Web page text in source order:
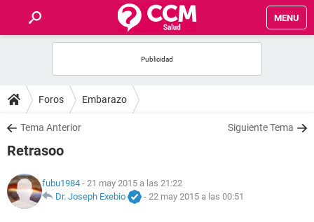
MENU
FOROS
SALUD
NUTRICIÓN
Foros Embarazo
Tema Anterior Siguiente Tema
Retrasoo
fubu1984 - 21 may 2015 a las 21:22
Dr. Joseph Exebio
- 22 may 2015 a las 00:51